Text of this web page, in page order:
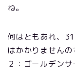
ね。
何はともあれ、
はかかりません
２：ゴールデン